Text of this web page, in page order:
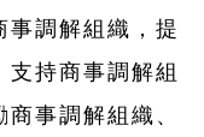
事調解組織，提
持商事調解組
事調解組織、